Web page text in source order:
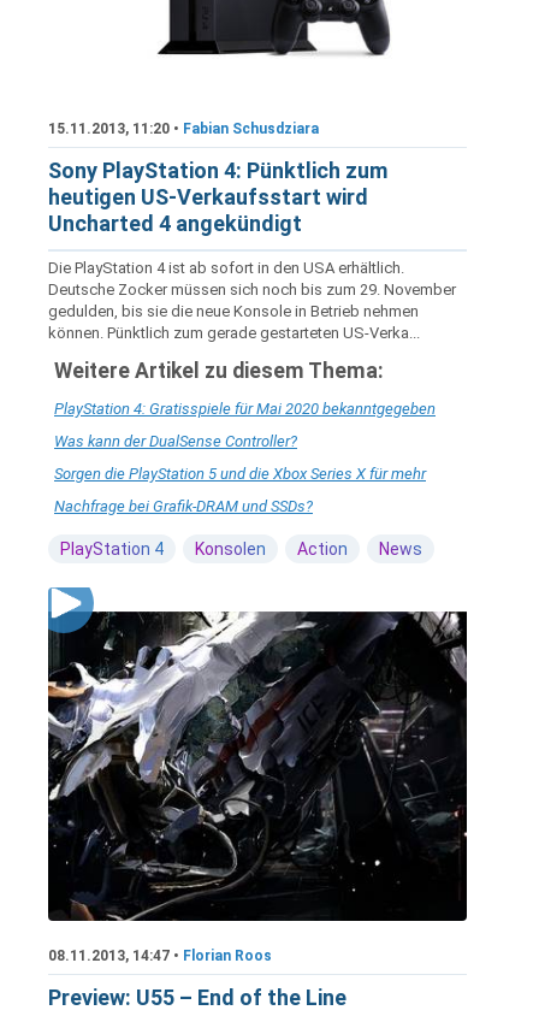
15.11.2013, 11:20 • Fabian Schusdziara
Sony PlayStation 4: Pünktlich zum
heutigen US-Verkaufsstart wird
Uncharted 4 angekündigt
Die PlayStation 4 ist ab sofort in den USA erhältlich.
Deutsche Zocker müssen sich noch bis zum 29. November
gedulden, bis sie die neue Konsole in Betrieb nehmen
können. Pünktlich zum gerade gestarteten US-Verka...
Weitere Artikel zu diesem Thema:
PlayStation 4: Gratisspiele für Mai 2020 bekanntgegeben
Was kann der DualSense Controller?
Sorgen die PlayStation 5 und die Xbox Series X für mehr
Nachfrage bei Grafik-DRAM und SSDs?
PlayStation 4 Konsolen Action News
08.11.2013, 14:47 • Florian Roos
Preview: U55 – End of the Line